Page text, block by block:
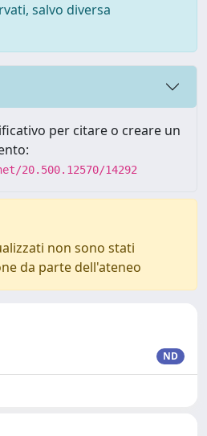
salvo diversa
per citare o creare un
20.500.12570/14292
non sono stati
da parte dell'ateneo
ND